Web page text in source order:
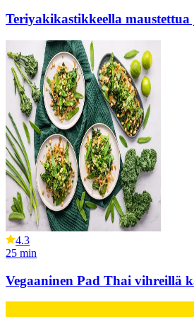
Teriyakikastikkeella
4.3
25 min
Vegaaninen Pad Thai vihreillä